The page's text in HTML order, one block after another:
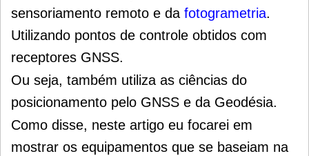
sensoriamento remoto e da fotogrametria.
Utilizando pontos de controle obtidos com
receptores GNSS.
Ou seja, também utiliza as ciências do
posicionamento pelo GNSS e da Geodésia.
Como disse, neste artigo eu focarei em
mostrar os equipamentos que se baseiam na